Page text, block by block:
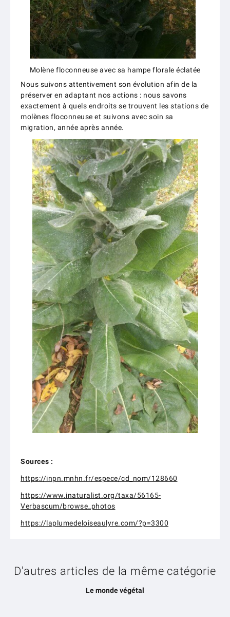
Molène floconneuse avec sa hampe florale éclatée
Nous suivons attentivement son évolution afin de la
préserver en adaptant nos actions : nous savons
exactement à quels endroits se trouvent les stations de
molènes floconneuse et suivons avec soin sa
migration, année après année.
Sources :
https://inpn.mnhn.fr/espece/cd_nom/128660
https://www.inaturalist.org/taxa/56165-
Verbascum/browse_photos
https://laplumedeloiseaulyre.com/?p=3300
D'autres articles de la même catégorie
Le monde végétal